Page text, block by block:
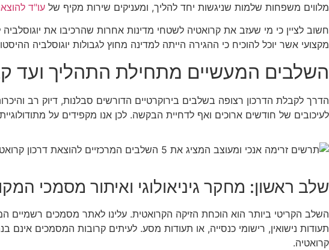
מלווים משפחות שלמות שניגשות יחד להליך, ומעניקים שירות מקיף של עו"ד
חשוב לציין כי מי שעזב את קרואטיה לשטחי מדינות אחרות שהרכיבו את
מקצועי אשר יוכל להוכיח כי ההגירה הייתה למדינה מחוץ לגבולות יוגוסלביה
השלבים המעשיים מתחילת התהליך ועד
הדרך לקבלת הדרכון רצופה בשלבים בירוקרטיים הדורשים סבלנות, דיוק רב
לעיכובים של חודשים ארוכים ואף לדחיית הבקשה. לכן אנו מקפידים על
שלב ראשון: מחקר גיניאולוגי ואיתור מסמכי
השלב הקריטי ביותר הוא הוכחת הזיקה הקרואטית. עלינו לאתר מסמכים רשמיים
תעודות נישואין, רישומי כנסייה, או תעודות מסע. לעיתים קרובות המסמכים
קרואטיה.